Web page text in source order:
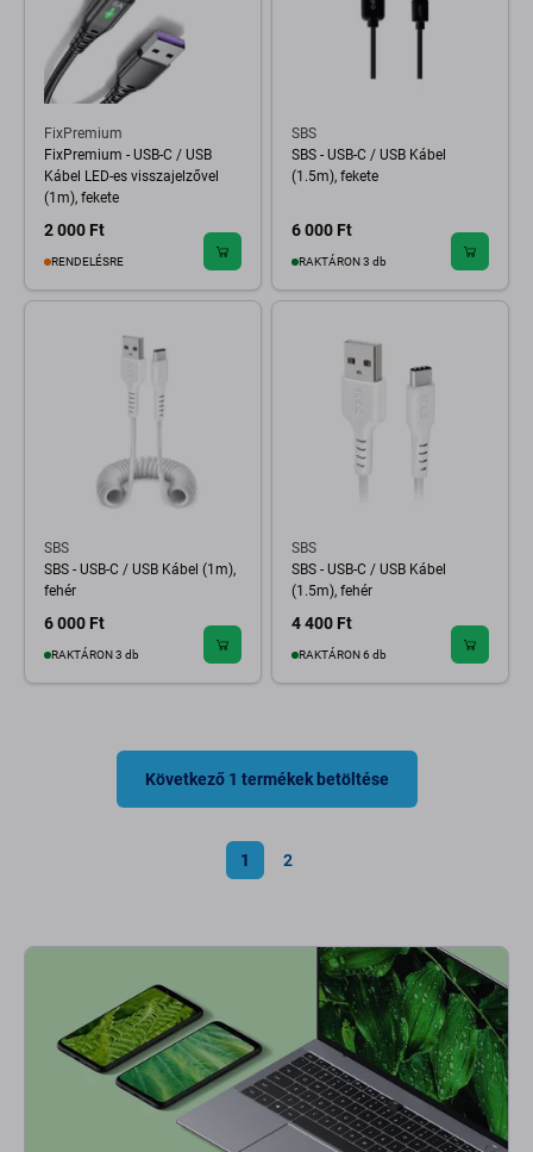
FixPremium
FixPremium - USB-C / USB
Kábel LED-es visszajelzővel
(1m), fekete
2 000 Ft
RENDELÉSRE
SBS
SBS - USB-C / USB Kábel
(1.5m), fekete
6 000 Ft
RAKTÁRON 3 db
SBS
SBS - USB-C / USB Kábel (1m),
fehér
6 000 Ft
RAKTÁRON 3 db
SBS
SBS - USB-C / USB Kábel
(1.5m), fehér
4 400 Ft
RAKTÁRON 6 db
Következő 1 termékek betöltése
1 2